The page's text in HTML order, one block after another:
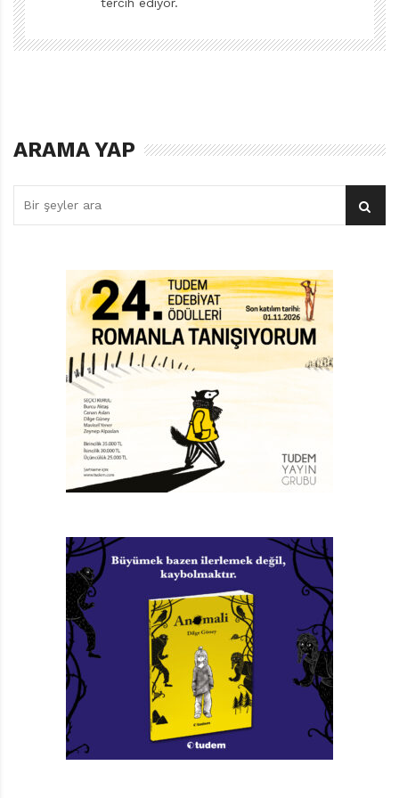
imgeliyor. Her şey bir çizgiyle başlıyor, derken koca bir
duvar yükseliyor. Kimse, birbirini göremez hâle gelene
da susmaya dönük eleştiri, eylemle edinilecek başarının
gerçeğe şiirsel bir derinlik katmakla kalmıyor, gerçeğin
bir diğer yüzünü ortaya koyuyor: On l’a à peine
bağlamın, bir şeyleri çıkarına göre biçimlerken
kayıtsızlık ya da ataletten nasıl beslendiğini hatırlatıyor.
Sonraki adım ise bellek. İnsanın savaşı, kopuşu,
yalnızlığı deneyimlemesi ve bundan ders çıkarması,
artık ipuçlarına karşı çok daha uyanık ve faal olmasını
sağlıyor… Bu olumlu sonucun ne kadarı insanlığın
gerçeği ne kadarı yazarın emeli olduğu elbette tartışılır.
İktidarların geçit vermemeye çalıştığı bu uyanışın
gerçekleşmesi için belli bir romantizme sahip olmak
Tam da bu romantizm içinde, ben de bir “çizgi”ye
tosladım. Duvar üzerine düşünürken, adını koyamadığım
bir kuşku yakamı bırakmıyordu. İyi ki bu tanımsız
kuşkuyu “hep düşünen” sevdiklerimden biriyle
konuşmuşum. Bu engin ve zenginleştirici romantizm
içinde tekrarlanan eğilimlerden birini fark etmemi ve
sorgulamamı o sağladı.
Biz yetişkinler, çocuklar için yazarken; öykünün içinde
ARAMA YAP